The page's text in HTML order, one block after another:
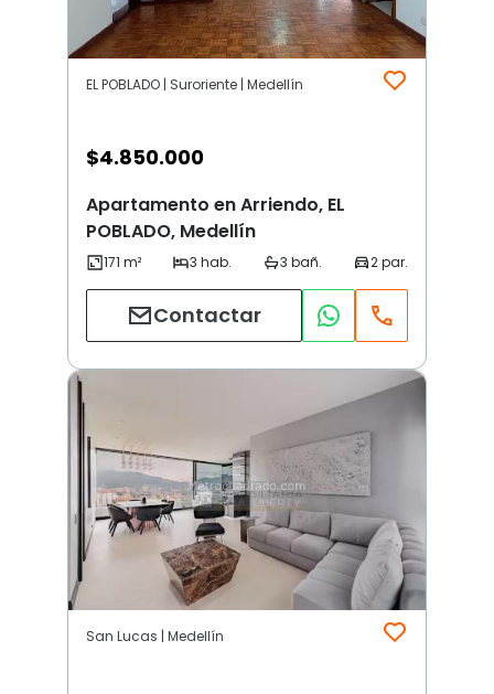
EL POBLADO | Suroriente | Medellín
$4.850.000
Apartamento en Arriendo, EL
POBLADO, Medellín
Contactar
San Lucas | Medellín